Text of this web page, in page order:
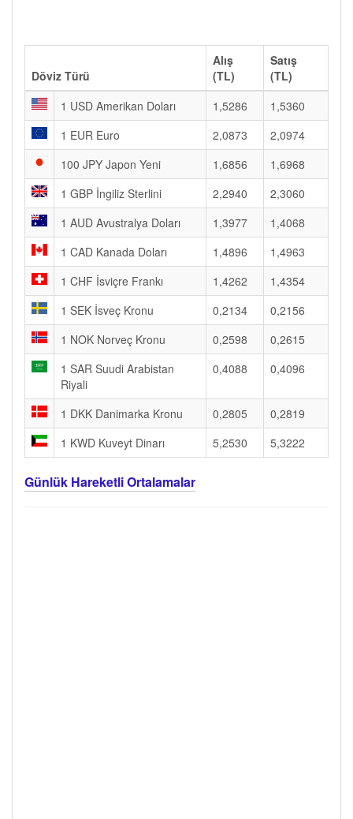
Döviz Türü
Alış
(TL)
Satış
(TL)
1 USD Amerikan Doları
1,5286
1,5360
1 EUR Euro
2,0873
2,0974
100 JPY Japon Yeni
1,6856
1,6968
1 GBP İngiliz Sterlini
2,2940
2,3060
1 AUD Avustralya Doları
1,3977
1,4068
1 CAD Kanada Doları
1,4896
1,4963
1 CHF İsviçre Frankı
1,4262
1,4354
1 SEK İsveç Kronu
0,2134
0,2156
1 NOK Norveç Kronu
0,2598
0,2615
1 SAR Suudi Arabistan
Riyali
0,4088 0,4096
1 DKK Danimarka Kronu 0,2805
0,2819
1 KWD Kuveyt Dinarı
5,2530 5,3222
Günlük Hareketli Ortalamalar